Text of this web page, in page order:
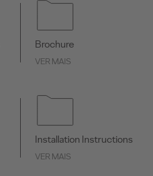
Brochure
VER MAIS
Installation Instructions
VER MAIS